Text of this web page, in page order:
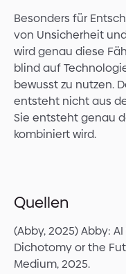
Besonders für
von Unsicherheit
wird genau diese
blind auf
bewusst zu nutzen.
entsteht nicht aus
Sie entsteht genau
kombiniert wird.
Quellen
(Abby, 2025) Abby:
Dichotomy or the
Medium, 2025.